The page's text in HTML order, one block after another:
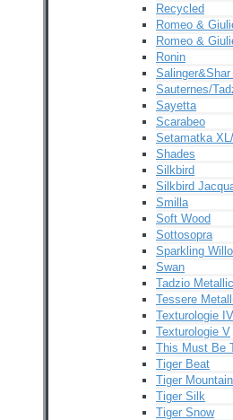
Recycled
Romeo &
Romeo &
Ronin
Salinger&Shar
Sauternes/
Sayetta
Scarabeo
Setamatka
Shades
Silkbird
Silkbird
Smilla
Soft Wood
Sottosopra
Sparkling
Swan
Tadzio
Tessere
Texturologie IV
Texturologie V
This Must Be
Tiger Beat
Tiger Mountain
Tiger Silk
Tiger Snow